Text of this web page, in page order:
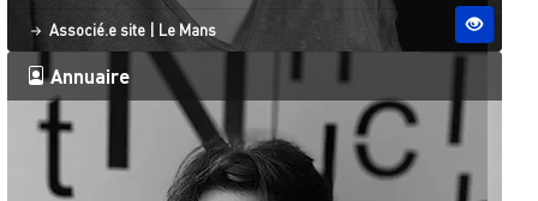
Statut
Associé.e site | Site ESO
Le Mans
Annuaire